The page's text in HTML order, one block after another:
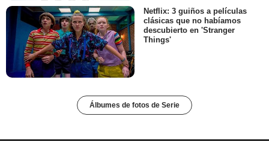
Netflix: 3 guiños a películas
clásicas que no habíamos
descubierto en 'Stranger
Things'
Álbumes de fotos de Serie